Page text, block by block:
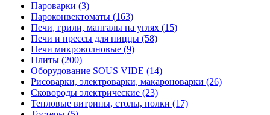
Пароварки (3)
Пароконвектоматы (163)
Печи, грили, мангалы на углях (15)
Печи и прессы для пиццы (58)
Печи микроволновые (9)
Плиты (200)
Оборудование SOUS VIDE (14)
Рисоварки, электроварки, макароноварки (26)
Сковороды электрические (23)
Тепловые витрины, столы, полки (17)